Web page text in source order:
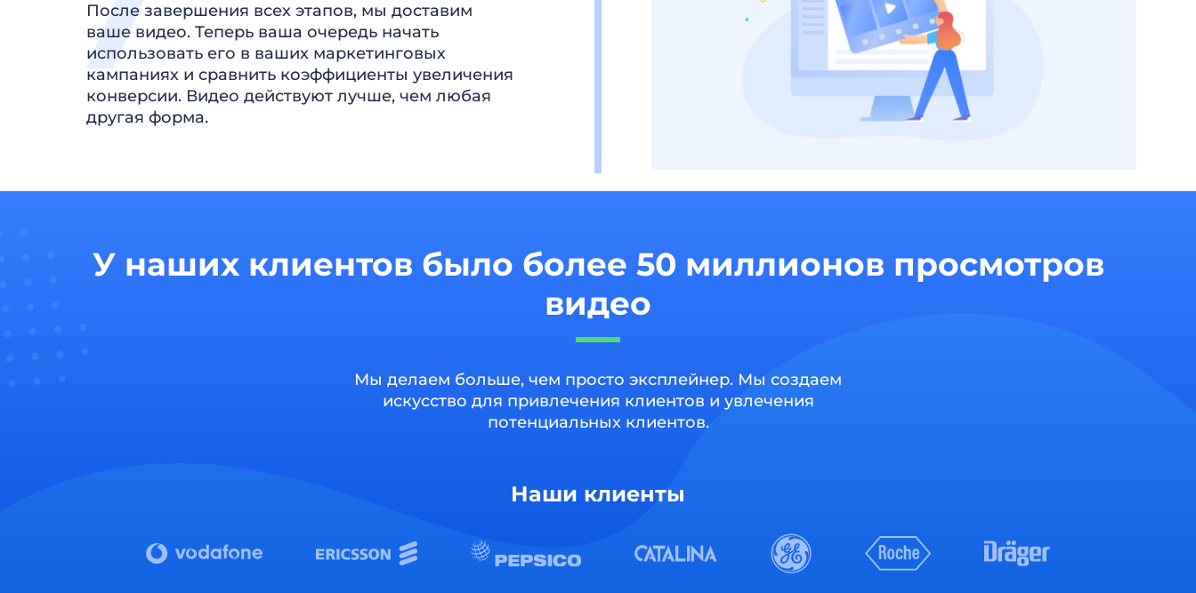
После завершения всех этапов, мы доставим
ваше видео. Теперь ваша очередь начать
использовать его в ваших маркетинговых
кампаниях и сравнить коэффициенты увеличения
конверсии. Видео действуют лучше, чем любая
другая форма.
У наших клиентов было более 50 миллионов просмотров
видео
Мы делаем больше, чем просто эксплейнер. Мы создаем
искусство для привлечения клиентов и увлечения
потенциальных клиентов.
Наши клиенты